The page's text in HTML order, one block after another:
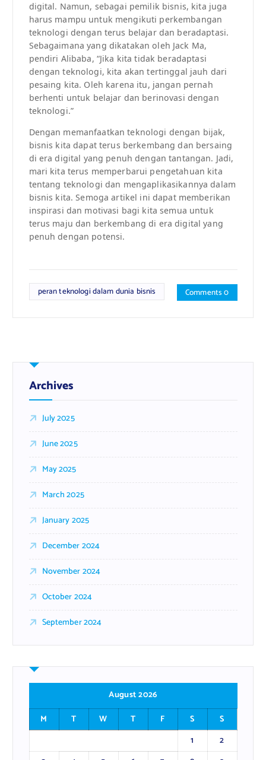
digital. Namun, sebagai pemilik bisnis, kita juga
harus mampu untuk mengikuti perkembangan
teknologi dengan terus belajar dan beradaptasi.
Sebagaimana yang dikatakan oleh Jack Ma,
pendiri Alibaba, “Jika kita tidak beradaptasi
dengan teknologi, kita akan tertinggal jauh dari
pesaing kita. Oleh karena itu, jangan pernah
berhenti untuk belajar dan berinovasi dengan
teknologi.”
Dengan memanfaatkan teknologi dengan bijak,
bisnis kita dapat terus berkembang dan bersaing
di era digital yang penuh dengan tantangan. Jadi,
mari kita terus memperbarui pengetahuan kita
tentang teknologi dan mengaplikasikannya dalam
bisnis kita. Semoga artikel ini dapat memberikan
inspirasi dan motivasi bagi kita semua untuk
terus maju dan berkembang di era digital yang
penuh dengan potensi.
peran teknologi dalam dunia bisnis Comments 0
Archives
July 2025
June 2025
May 2025
March 2025
January 2025
December 2024
November 2024
October 2024
September 2024
August 2026
M
T W T F S
S
1
2